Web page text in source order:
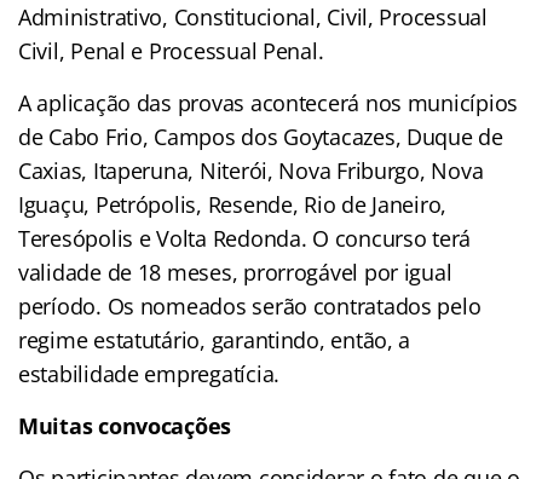
Administrativo, Constitucional, Civil, Processual
Civil, Penal e Processual Penal.
A aplicação das provas acontecerá nos municípios
de Cabo Frio, Campos dos Goytacazes, Duque de
Caxias, Itaperuna, Niterói, Nova Friburgo, Nova
Iguaçu, Petrópolis, Resende, Rio de Janeiro,
Teresópolis e Volta Redonda. O concurso terá
validade de 18 meses, prorrogável por igual
período. Os nomeados serão contratados pelo
regime estatutário, garantindo, então, a
estabilidade empregatícia.
Muitas convocações